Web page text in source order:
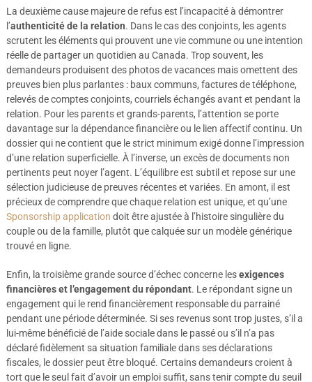
La deuxième cause majeure de refus est l’incapacité à démontrer
l’authenticité de la relation. Dans le cas des conjoints, les agents
scrutent les éléments qui prouvent une vie commune ou une intention
réelle de partager un quotidien au Canada. Trop souvent, les
demandeurs produisent des photos de vacances mais omettent des
preuves bien plus parlantes : baux communs, factures de téléphone,
relevés de comptes conjoints, courriels échangés avant et pendant la
relation. Pour les parents et grands-parents, l’attention se porte
davantage sur la dépendance financière ou le lien affectif continu. Un
dossier qui ne contient que le strict minimum exigé donne l’impression
d’une relation superficielle. À l’inverse, un excès de documents non
pertinents peut noyer l’agent. L’équilibre est subtil et repose sur une
sélection judicieuse de preuves récentes et variées. En amont, il est
précieux de comprendre que chaque relation est unique, et qu’une
Sponsorship application doit être ajustée à l’histoire singulière du
couple ou de la famille, plutôt que calquée sur un modèle générique
trouvé en ligne.
Enfin, la troisième grande source d’échec concerne lesexigences
financières et l’engagement du répondant. Le répondant signe un
engagement qui le rend financièrement responsable du parrainé
pendant une période déterminée. Si ses revenus sont trop justes, s’il a
lui-même bénéficié de l’aide sociale dans le passé ou s’il n’a pas
déclaré fidèlement sa situation familiale dans ses déclarations
fiscales, le dossier peut être bloqué. Certains demandeurs croient à
tort que le seul fait d’avoir un emploi suffit, sans tenir compte du seuil